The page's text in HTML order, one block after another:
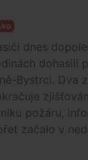
dnes
dohasili
Bystrci. Dva
požáru,
začalo v